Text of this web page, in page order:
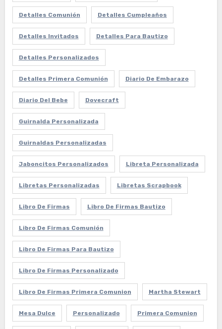
Detalles Comunión Detalles Cumpleaños
Detalles Invitados Detalles Para Bautizo
Detalles Personalizados
Detalles Primera Comunión Diario De Embarazo
Diario Del Bebe Dovecraft
Guirnalda Personalizada
Guirnaldas Personalizadas
Jaboncitos Personalizados Libreta Personalizada
Libretas Personalizadas Libretas Scrapbook
Libro De Firmas Libro De Firmas Bautizo
Libro De Firmas Comunión
Libro De Firmas Para Bautizo
Libro De Firmas Personalizado
Libro De Firmas Primera Comunion Martha Stewart
Mesa Dulce Personalizado Primera Comunion